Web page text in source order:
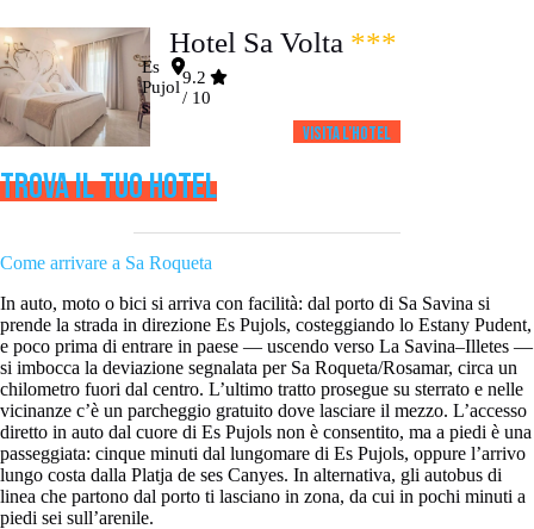
Hotel Sa Volta ***
Es
Pujol
s
9.2
/ 10
Visita l’HOTEL
TROVA IL TUO HOTEL
Come arrivare a Sa Roqueta
In auto, moto o bici si arriva con facilità: dal porto di Sa Savina si
prende la strada in direzione Es Pujols, costeggiando lo Estany Pudent,
e poco prima di entrare in paese — uscendo verso La Savina–Illetes —
si imbocca la deviazione segnalata per Sa Roqueta/Rosamar, circa un
chilometro fuori dal centro. L’ultimo tratto prosegue su sterrato e nelle
vicinanze c’è un parcheggio gratuito dove lasciare il mezzo. L’accesso
diretto in auto dal cuore di Es Pujols non è consentito, ma a piedi è una
passeggiata: cinque minuti dal lungomare di Es Pujols, oppure l’arrivo
lungo costa dalla Platja de ses Canyes. In alternativa, gli autobus di
linea che partono dal porto ti lasciano in zona, da cui in pochi minuti a
piedi sei sull’arenile.